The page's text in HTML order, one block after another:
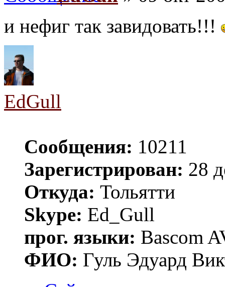
и нефиг так завидовать!!!
EdGull
Сообщения: 10211
Зарегистрирован: 28
Откуда: Тольятти
Skype: Ed_Gull
прог. языки: Bascom
ФИО: Гуль Эдуард